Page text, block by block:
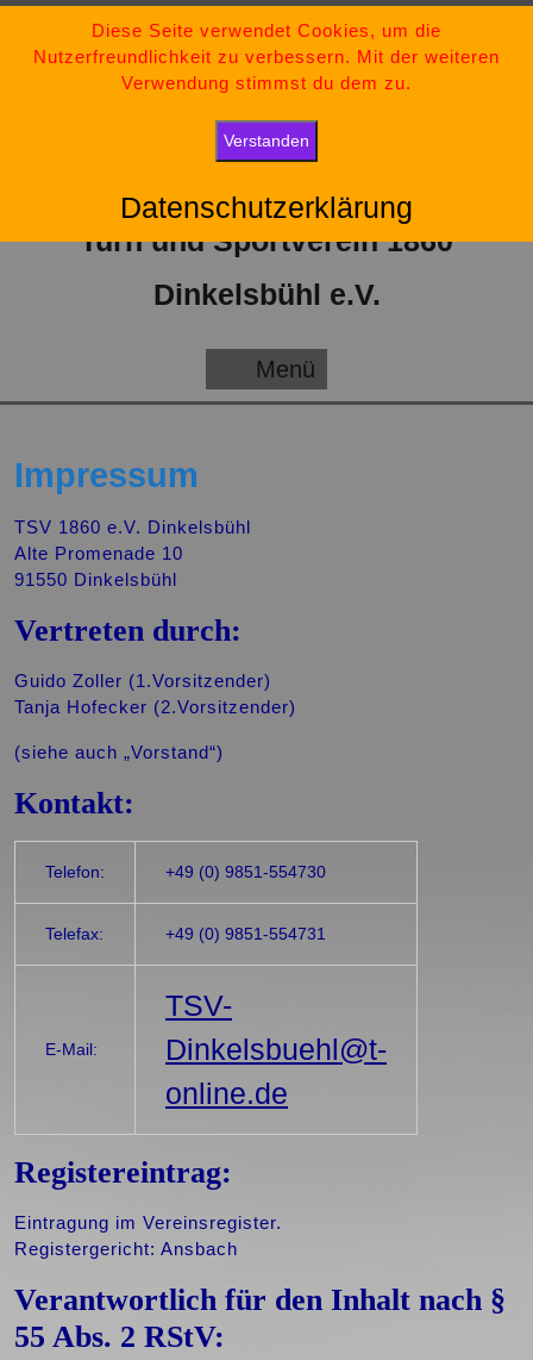
Inhalt
09851-554730
tsv-dinkelsbuehl@t-online.de
„Bleib stark, bleib positiv und gib niemals auf.“
Turn und Sportverein 1860
Dinkelsbühl e.V.
Menü
Impressum
TSV 1860 e.V. Dinkelsbühl
Alte Promenade 10
91550 Dinkelsbühl
Vertreten durch:
Guido Zoller (1.Vorsitzender)
Tanja Hofecker (2.Vorsitzender)
(siehe auch „Vorstand“)
Kontakt:
Telefon: +49 (0) 9851-554730
Telefax: +49 (0) 9851-554731
E-Mail:
TSV-
Dinkelsbuehl@t-
online.de
Registereintrag:
Eintragung im Vereinsregister.
Registergericht: Ansbach
Verantwortlich für den Inhalt nach §
55 Abs. 2 RStV:
Diese Seite verwendet Cookies, um die
Nutzerfreundlichkeit zu verbessern. Mit der weiteren
Verwendung stimmst du dem zu.
Verstanden
Datenschutzerklärung